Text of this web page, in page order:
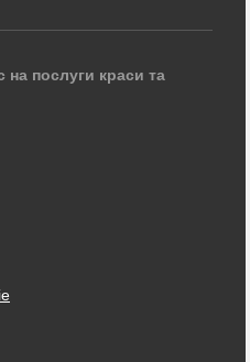
послуги краси та